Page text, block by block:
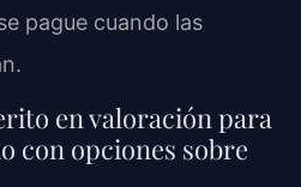
pague cuando las
en valoración para
con opciones sobre